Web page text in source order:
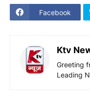
Facebook
Ktv
Greeting
Leading